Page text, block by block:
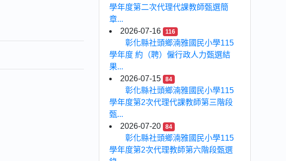
學年度第二次代理代課教師甄選簡
章...
2026-07-16
116
彰化縣社頭鄉湳雅國民小學115
學年度 約（聘）僱行政人力甄選結
果...
2026-07-15
84
彰化縣社頭鄉湳雅國民小學115
學年度第2次代理代課教師第三階段
甄...
2026-07-20
84
彰化縣社頭鄉湳雅國民小學115
學年度第2次代理教師第六階段甄選